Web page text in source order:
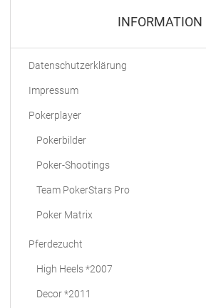
INFORMATION
Datenschutzerklärung
Impressum
Pokerplayer
Pokerbilder
Poker-Shootings
Team PokerStars Pro
Poker Matrix
Pferdezucht
High Heels *2007
Decor *2011